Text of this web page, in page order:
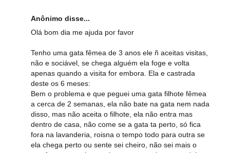
Anônimo disse...
Olá bom dia me ajuda por favor
Tenho uma gata fêmea de 3 anos ele ñ aceitas visitas,
não e sociável, se chega alguém ela foge e volta
apenas quando a visita for embora. Ela e castrada
deste os 6 meses:
Bem o problema e que peguei uma gata filhote fêmea
a cerca de 2 semanas, ela não bate na gata nem nada
disso, mas não aceita o filhote, ela não entra mas
dentro de casa, não come se a gata ta perto, só fica
fora na lavanderia, roisna o tempo todo para outra se
ela chega perto ou sente sei cheiro, não sei mais o